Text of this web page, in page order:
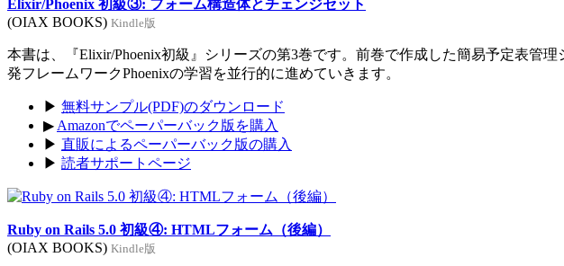
Elixir/Phoenix 初級③: フォーム構造体とチェンジセット
(OIAX BOOKS) Kindle版
本書は、『Elixir/Phoenix初級』シリーズの第3巻です。前巻で作成した簡易予定表管
発フレームワークPhoenixの学習を並行的に進めていきます。
▶ 無料サンプル(PDF)のダウンロード
▶ Amazonでペーパーバック版を購入
▶ 直販によるペーパーバック版の購入
▶ 読者サポートページ
Ruby on Rails 5.0 初級④: HTMLフォーム（後編）
(OIAX BOOKS) Kindle版